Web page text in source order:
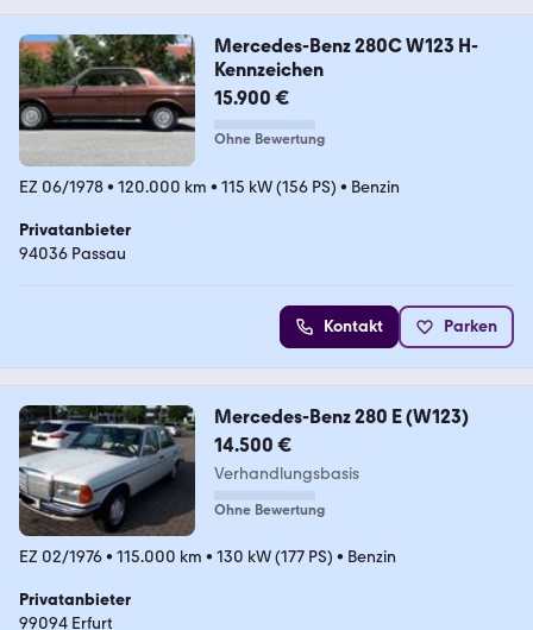
Mercedes-Benz 280C W123 H-
Kennzeichen
15.900 €
Ohne Bewertung
EZ 06/1978• 120.000 km • 115 kW (156 PS) • Benzin
Privatanbieter
94036 Passau
Kontakt Parken
Mercedes-Benz 280 E (W123)
14.500 €
Verhandlungsbasis
Ohne Bewertung
EZ 02/1976• 115.000 km • 130 kW (177 PS) • Benzin
Privatanbieter
99094 Erfurt